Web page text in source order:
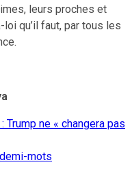
leurs proches et
qu’il faut, par tous les
ne « changera pas
mots